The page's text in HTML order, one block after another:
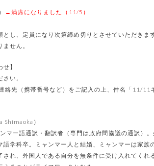
←満席になりました（11/5）
し、定員になり次第締め切りとさせていただきます
せん。
】
い。
先（携帯番号など）をご記入の上、件名「11/11
Shimaoka）
マー語通訳・翻訳者（専門は政府間協議の通訳）
語学科卒。ミャンマー人と結婚、ミャンマーは家族
され、外国人である自分を無条件に受け入れてく